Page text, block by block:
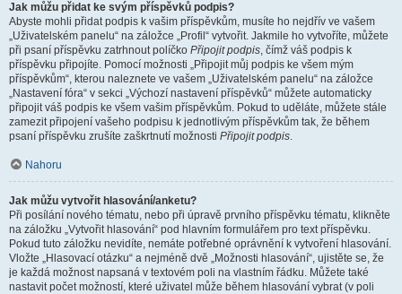
Jak můžu přidat ke svým příspěvků podpis?
Abyste mohli přidat podpis k vašim příspěvkům, musíte ho nejdřív ve vašem
„Uživatelském panelu“ na záložce „Profil“ vytvořit. Jakmile ho vytvoříte, můžete
při psaní příspěvku zatrhnout políčko Připojit podpis, čímž váš podpis k
příspěvku připojíte. Pomocí možnosti „Připojit můj podpis ke všem mým
příspěvkům“, kterou naleznete ve vašem „Uživatelském panelu“ na záložce
„Nastavení fóra“ v sekci „Výchozí nastavení příspěvků“ můžete automaticky
připojit váš podpis ke všem vašim příspěvkům. Pokud to uděláte, můžete stále
zamezit připojení vašeho podpisu k jednotlivým příspěvkům tak, že během
psaní příspěvku zrušíte zaškrtnutí možnosti Připojit podpis.
Nahoru
Jak můžu vytvořit hlasování/anketu?
Při posílání nového tématu, nebo při úpravě prvního příspěvku tématu, klikněte
na záložku „Vytvořit hlasování“ pod hlavním formulářem pro text příspěvku.
Pokud tuto záložku nevidíte, nemáte potřebné oprávnění k vytvoření hlasování.
Vložte „Hlasovací otázku“ a nejméně dvě „Možnosti hlasování“, ujistěte se, že
je každá možnost napsaná v textovém poli na vlastním řádku. Můžete také
nastavit počet možností, které uživatel může během hlasování vybrat (v poli